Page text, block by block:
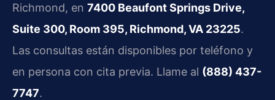
Richmond, en 7400 Beaufont Springs Drive,
Suite 300, Room 395, Richmond, VA 23225.
Las consultas están disponibles por teléfono y
en persona con cita previa. Llame al (888) 437-
7747.